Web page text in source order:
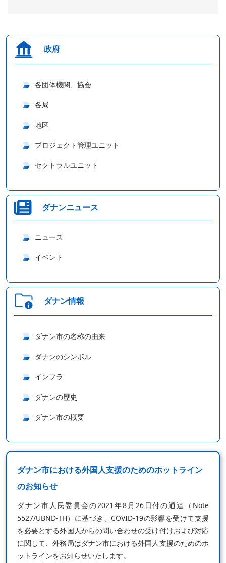
政府
各団体機関、協会
各局
地区
プロジェクト管理ユニット
セクトラルユニット
ダナンニュース
ニュース
イベント
ダナン情報
ダナン市の名称の由来
ダナンのシンボル
インフラ
ダナンの歴史
ダナン市の概要
ダナン市における外国人支援のためのホットライン
のお知らせ
ダナン市人民委員会の2021年8月26日付の通達（Note
5527/UBND-TH）に基づき、COVID-19の影響を受けて支援
を必要とする外国人からの問い合わせの受け付けおよび対応
に関して、外務局はダナン市における外国人支援のためのホ
ットラインをお知らせいたします。